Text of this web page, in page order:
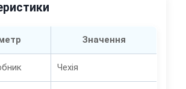
Значення
Чехія